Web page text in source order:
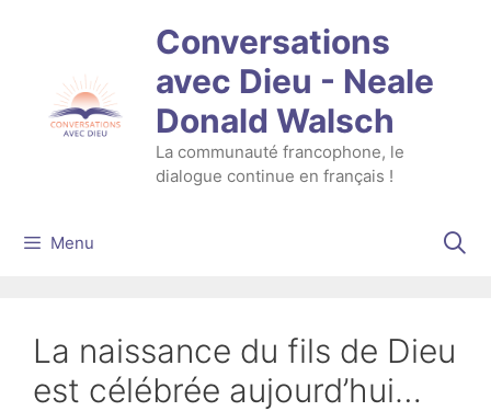
Conversations
avec Dieu - Neale
Donald Walsch
La communauté francophone, le
dialogue continue en français !
Menu
La naissance du fils de Dieu
est célébrée aujourd’hui…